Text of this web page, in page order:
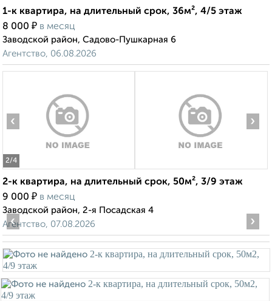
1-к квартира, на длительный срок, 36м², 4/5 этаж
8 000 ₽ в месяц
Заводской район, Садово-Пушкарная 6
Агентство, 06.08.2026
2/4
‹ ›
2-к квартира, на длительный срок, 50м², 3/9 этаж
9 000 ₽ в месяц
Заводской район, 2-я Посадская 4
Агентство, 07.08.2026
‹ ›